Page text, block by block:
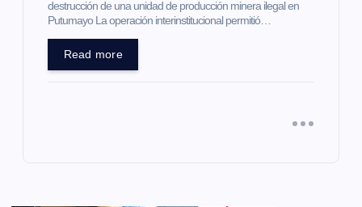
destrucción de una unidad de producción minera ilegal en
Putumayo La operación interinstitucional permitió…
Read more